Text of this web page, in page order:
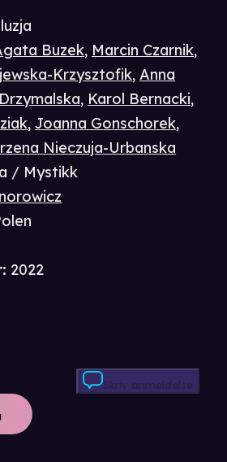
Skriv anmeldelse
Buzek, Marcin Czarnik,
Krzysztofik,Anna
, Karol Bernacki,
,Joanna Gonschorek,
Nieczuja-Urbanska
/ Mystikk
: 2022